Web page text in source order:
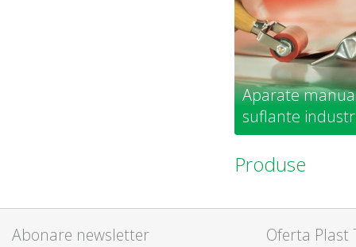
Aparate
suflante
Produse
Abonare newsletter Oferta Plast